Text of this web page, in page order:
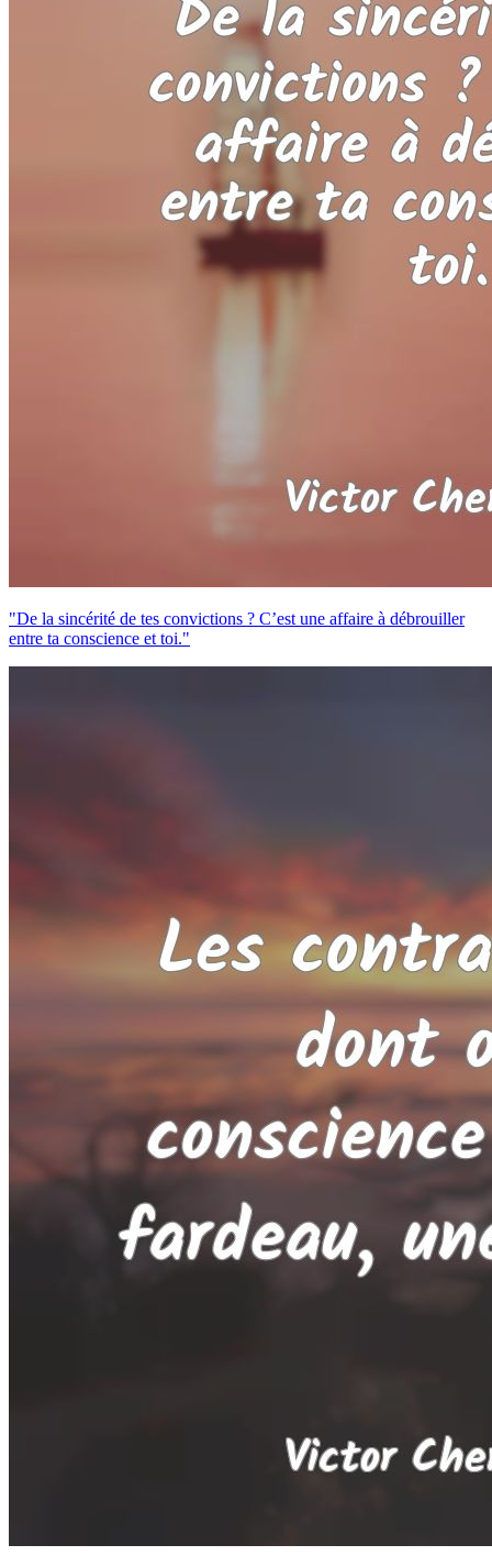
"De la sincérité de tes convictions ? C’est une affaire à débrouiller
entre ta conscience et toi."